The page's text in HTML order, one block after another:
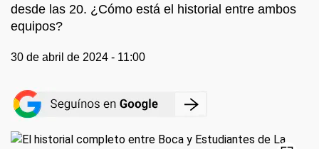
desde las 20. ¿Cómo está el historial entre ambos
equipos?
30 de abril de 2024 - 11:00